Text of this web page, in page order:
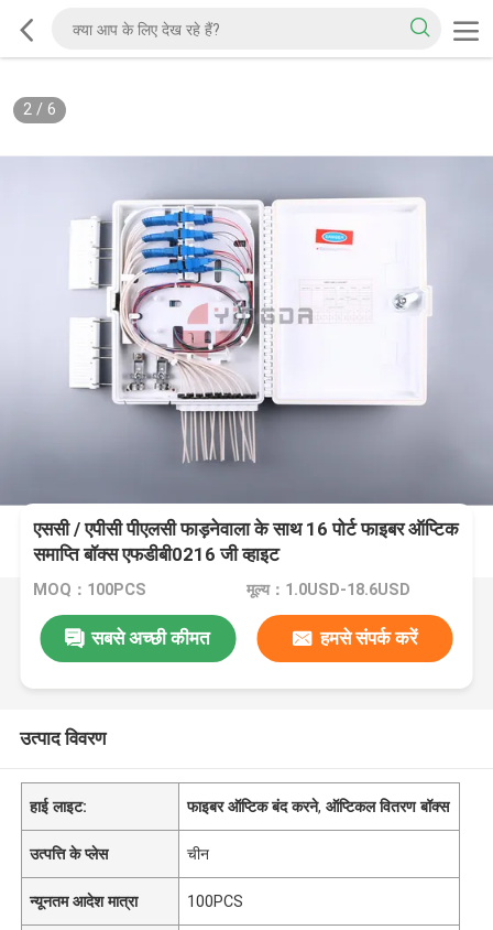
2/ 6
एससी / एपीसी पीएलसी फाड़नेवाला के साथ 16 पोर्ट फाइबर ऑप्टिक
समाप्ति बॉक्स एफडीबी0216 जी व्हाइट
MOQ：100PCS मूल्य：1.0USD-18.6USD
सबसे अच्छी कीमत हमसे संपर्क करें
उत्पाद विवरण
हाई लाइट: फाइबर ऑप्टिक बंद करने,ऑप्टिकल वितरण बॉक्स
उत्पत्ति के प्लेस चीन
न्यूनतम आदेश मात्रा 100PCS